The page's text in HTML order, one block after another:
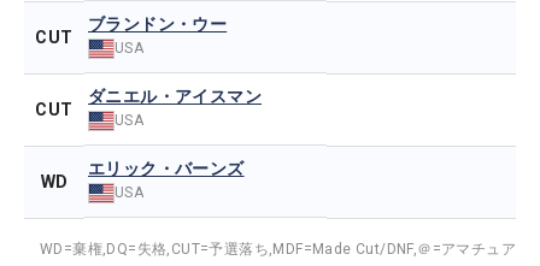
CUT
ブランドン・ウー
USA
CUT
ダニエル・アイスマン
USA
WD
エリック・バーンズ
USA
WD=棄権, DQ=失格, CUT=予選落ち, MDF=Made Cut/DNF,＠=アマチュア